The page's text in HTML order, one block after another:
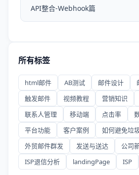
API整合-Webhook篇
所有标签
html邮件 AB测试 邮件设计
触发邮件
视频教程 营销知识
联系人管理
移动端 点击率
平台功能
客户案例
如何避免垃
外贸邮件群发
发送与送达 公司
ISP退信分析
landingPage ISP